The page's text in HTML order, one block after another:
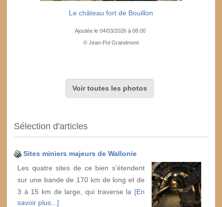
Le château fort de Bouillon
Ajoutée le 04/03/2026 à 08:00
© Jean-Pol Grandmont
Voir toutes les photos
Sélection d'articles
Sites miniers majeurs de Wallonie
Les quatre sites de ce bien s’étendent
sur une bande de 170 km de long et de
3 à 15 km de large, qui traverse la [En
savoir plus...]